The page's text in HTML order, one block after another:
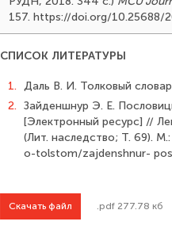
157. https://doi.org/10.25688/
СПИСОК ЛИТЕРАТУРЫ
1. Даль В. И. Толковый
2. Зайденшнур Э. Е.
[Электронный ресурс] //
(Лит. наследство; Т. 69).
o-tolstom/zajdenshnur-
Скачать файл .pdf 277.78 кб